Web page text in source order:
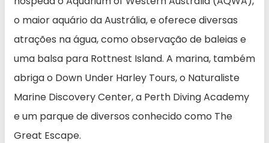
o maior aquário da Austrália, e oferece diversas
atrações na água, como observação de baleias e
uma balsa para Rottnest Island. A marina, também
abriga o Down Under Harley Tours, o Naturaliste
Marine Discovery Center, a Perth Diving Academy
e um parque de diversos conhecido como The
Great Escape.